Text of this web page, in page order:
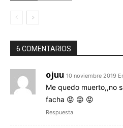
6 COMENTARIOS
ojuu 10 noviembre 2019
Me quedo muerto,,no
facha 😡 😡 😡
Respuesta